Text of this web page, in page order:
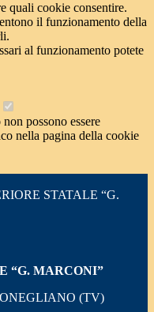
quali cookie consentire.
il funzionamento della
al funzionamento potete
possono essere
nella pagina della cookie
STATALE “G.
“G. MARCONI”
(TV)